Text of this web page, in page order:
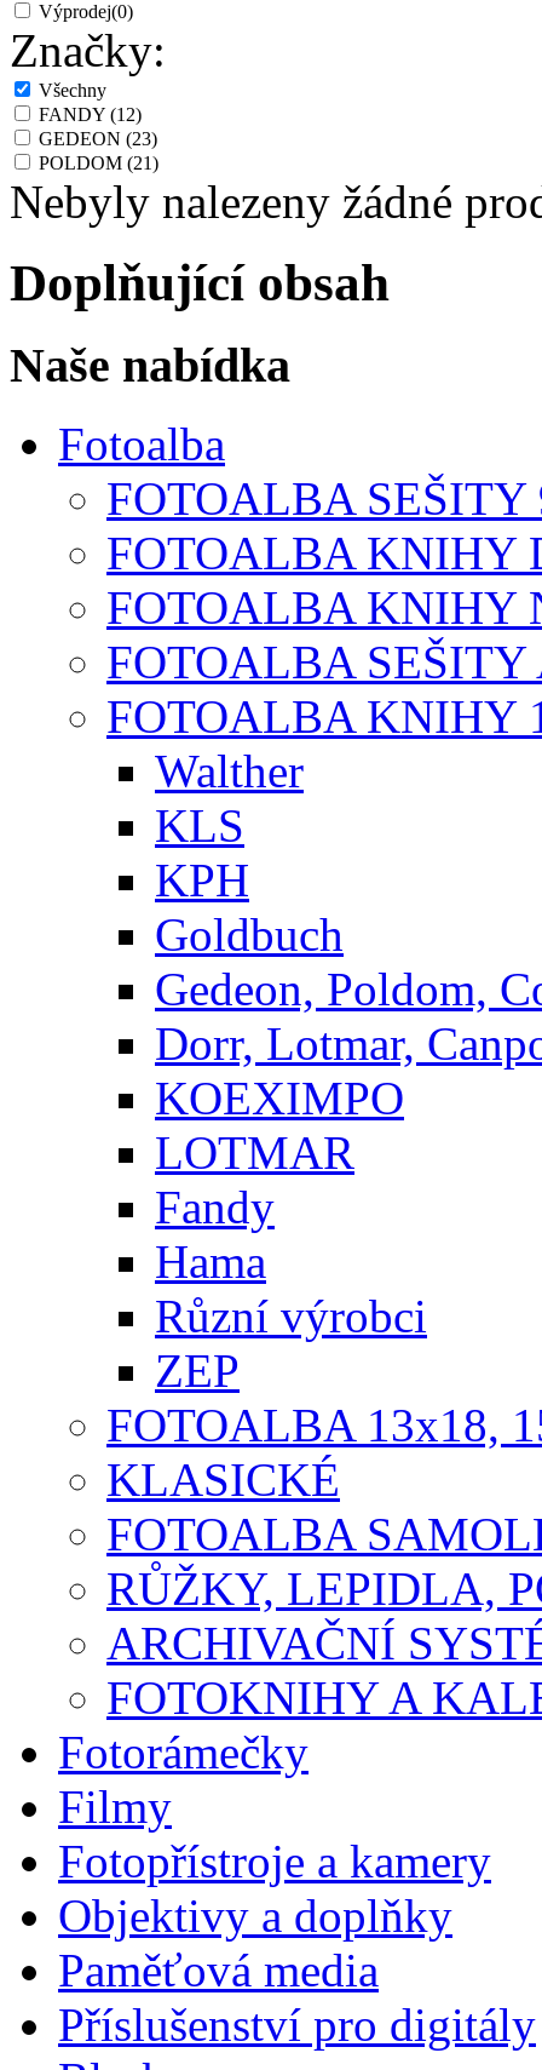
Výprodej(0)
Značky:
Všechny
FANDY (12)
GEDEON (23)
POLDOM (21)
Nebyly nalezeny žádné
Doplňující obsah
Naše nabídka
Fotoalba
FOTOALBA SEŠITY
FOTOALBA KNIHY
FOTOALBA KNIHY
FOTOALBA SEŠITY
FOTOALBA KNIHY
Walther
KLS
KPH
Goldbuch
Gedeon, Poldom,
Dorr, Lotmar,
KOEXIMPO
LOTMAR
Fandy
Hama
Různí výrobci
ZEP
FOTOALBA 13x18,
KLASICKÉ
FOTOALBA
RŮŽKY, LEPIDLA,
ARCHIVAČNÍ
FOTOKNIHY A
Fotorámečky
Filmy
Fotopřístroje a kamery
Objektivy a doplňky
Paměťová media
Příslušenství pro digitály